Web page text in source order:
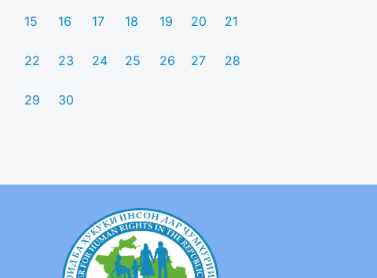
15 16 17 18 19 20 21
22 23 24 25 26 27 28
29 30